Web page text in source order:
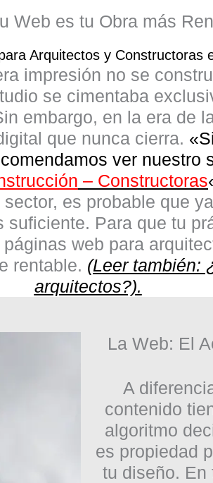
Web es tu Obra más
Arquitectos y Constructoras
impresión no se
se cimentaba
embargo, en la era de
que nunca cierra.
ver nuestro
– Constructoras
es probable que
Para que tu
web para
rentable. (Leer también:
arquitectos?).
La Web: El
A
contenido
algoritmo
es propiedad
tu diseño. En